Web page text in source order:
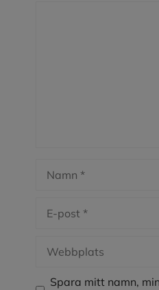
post
Spara mitt namn,